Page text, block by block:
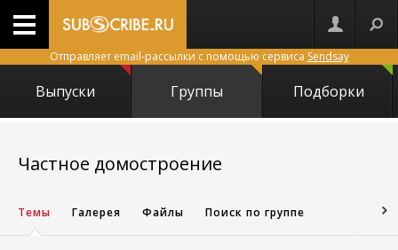
Отправляет email-рассылки с помощью сервиса Sendsay
Выпуски Группы Подборки
Частное домостроение
Темы Галерея Файлы Поиск по группе